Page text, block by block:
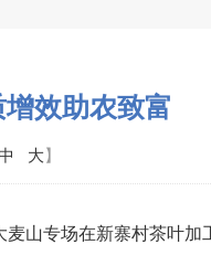
效助农致富
大】
山专场在新寨村茶叶